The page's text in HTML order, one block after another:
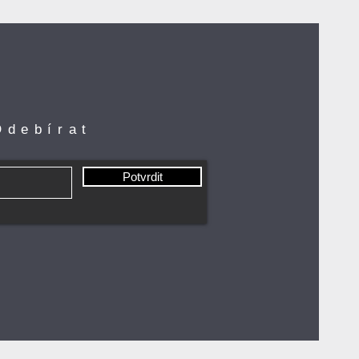
Potvrdit